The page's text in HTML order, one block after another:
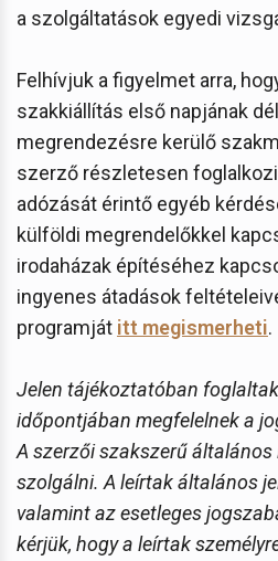
a szolgáltatások egyedi
Felhívjuk a figyelmet arra,
szakkiállítás első napjának
megrendezésre kerülő
szerző részletesen
adózását érintő egyéb
külföldi megrendelőkkel
irodaházak építéséhez
ingyenes átadások
programját itt megismerheti.
Jelen tájékoztatóban
időpontjában megfelelnek a
A szerzői szakszerű
szolgálni. A leírtak általános
valamint az esetleges
kérjük, hogy a leírtak